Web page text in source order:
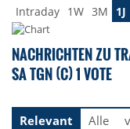
Intraday 1W 3M 1J
NACHRICHTEN ZU
SA TGN (C) 1 VOTE
Relevant
Alle